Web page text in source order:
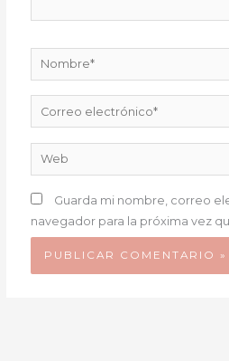
Nombre*
Correo
electrónico*
Web
Guarda mi nombre, correo
navegador para la próxima vez